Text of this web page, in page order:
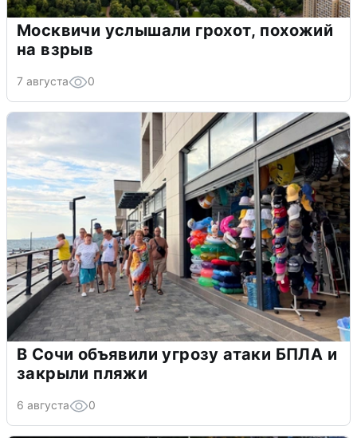
Москвичи услышали грохот, похожий
на взрыв
7 августа 0
В Сочи объявили угрозу атаки БПЛА и
закрыли пляжи
6 августа 0